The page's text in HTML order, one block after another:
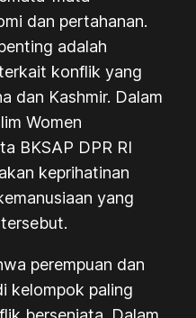
dan pertahanan.
adalah
konflik yang
dan Kashmir. Dalam
Women
BKSAP DPR RI
keprihatinan
yang
perempuan dan
kelompok paling